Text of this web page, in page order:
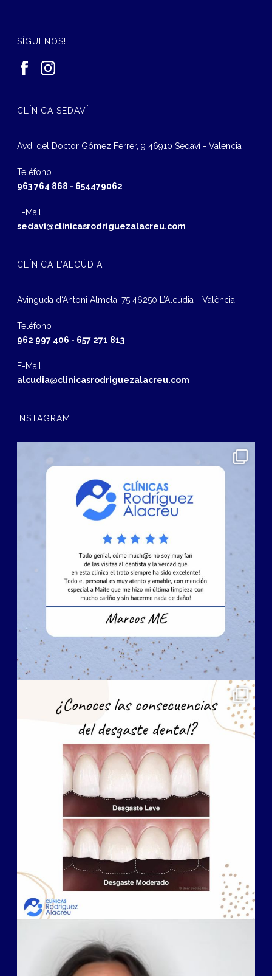
SÍGUENOS!
CLÍNICA SEDAVÍ
Avd. del Doctor Gómez Ferrer, 9 46910 Sedaví - Valencia
Teléfono
963 764 868 - 654479062
E-Mail
sedavi@clinicasrodriguezalacreu.com
CLÍNICA L’ALCÚDIA
Avinguda d‘Antoni Almela, 75 46250 L’Alcúdia - València
Teléfono
962 997 406 - 657 271 813
E-Mail
alcudia@clinicasrodriguezalacreu.com
INSTAGRAM